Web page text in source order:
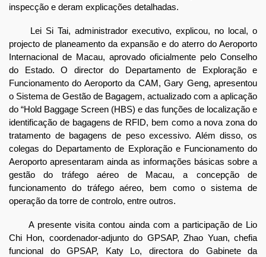
inspecção e deram explicações detalhadas.
Lei Si Tai, administrador executivo, explicou, no local, o
projecto de planeamento da expansão e do aterro do Aeroporto
Internacional de Macau, aprovado oficialmente pelo Conselho
do Estado. O director do Departamento de Exploração e
Funcionamento do Aeroporto da CAM, Gary Geng, apresentou
o Sistema de Gestão de Bagagem, actualizado com a aplicação
do “Hold Baggage Screen (HBS) e das funções de localização e
identificação de bagagens de RFID, bem como a nova zona do
tratamento de bagagens de peso excessivo. Além disso, os
colegas do Departamento de Exploração e Funcionamento do
Aeroporto apresentaram ainda as informações básicas sobre a
gestão do tráfego aéreo de Macau, a concepção de
funcionamento do tráfego aéreo, bem como o sistema de
operação da torre de controlo, entre outros.
A presente visita contou ainda com a participação de Lio
Chi Hon, coordenador-adjunto do GPSAP, Zhao Yuan, chefia
funcional do GPSAP, Katy Lo, directora do Gabinete da